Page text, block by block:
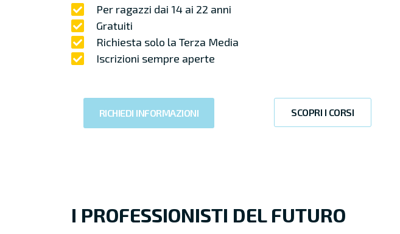
Per ragazzi dai 14 ai 22 anni
Gratuiti
Richiesta solo la Terza Media
Iscrizioni sempre aperte
RICHIEDI INFORMAZIONI SCOPRI I CORSI
I PROFESSIONISTI DEL FUTURO